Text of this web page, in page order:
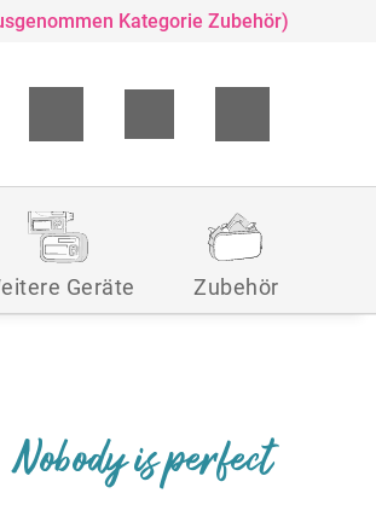
Kategorie Zubehör)
Geräte Zubehör
is perfect